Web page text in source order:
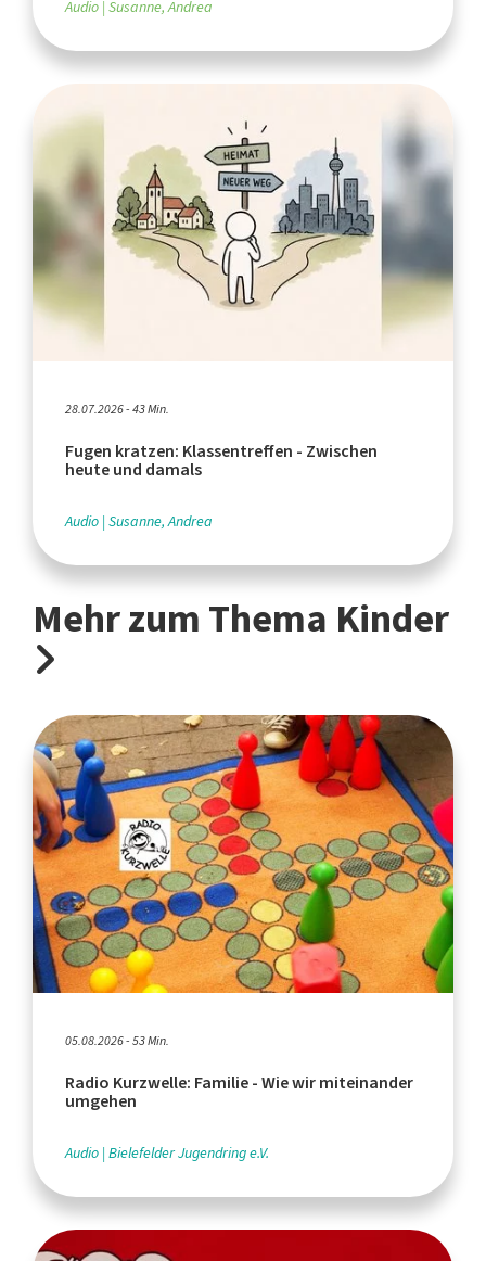
Audio Susanne, Andrea
28.07.2026 - 43 Min.
Fugen kratzen: Klassentreffen - Zwischen
heute und damals
Audio Susanne, Andrea
Mehr zum Thema Kinder
05.08.2026 - 53 Min.
Radio Kurzwelle: Familie - Wie wir miteinander
umgehen
Audio Bielefelder Jugendring e.V.